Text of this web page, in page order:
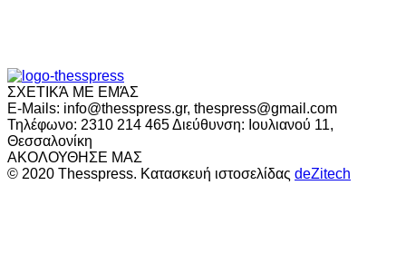
ΣΧΕΤΙΚΆ ΜΕ ΕΜΆΣ
E-Mails: info@thesspress.gr, thespress@gmail.com
Τηλέφωνο: 2310 214 465 Διεύθυνση: Ιουλιανού 11,
Θεσσαλονίκη
ΑΚΟΛΟΥΘΗΣΕ ΜΑΣ
© 2020 Thesspress. Κατασκευή ιστοσελίδας deZitech